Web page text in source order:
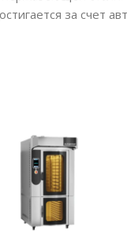
за счет